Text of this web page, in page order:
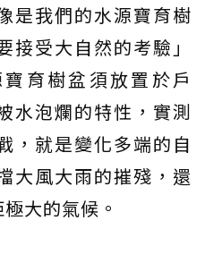
是我們的水源寶育樹
受大自然的考驗」
育樹盆須放置於戶
水泡爛的特性，實測
，就是變化多端的自
大風大雨的摧殘，還
大的氣候。